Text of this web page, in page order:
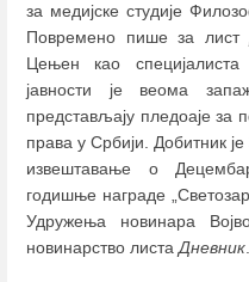
за медијске студије
Повремено пише за лист
Цењен као
јавности је веома
представљају пледоаје
права у Србији. Добитник
извештавање о
годишње награде
Удружења новинара
новинарство листаДневник.